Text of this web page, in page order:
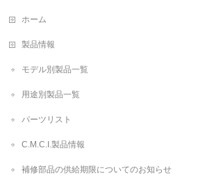
ホーム
製品情報
モデル別製品一覧
用途別製品一覧
パーツリスト
C.M.C.I.製品情報
補修部品の供給期限についてのお知らせ